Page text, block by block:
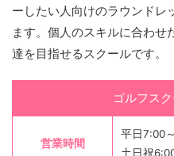
ーしたい人向けのラウンドレ
ます。個人のスキルに合わせ
達を目指せるスクールです。
ゴルフス
営業時間
平日7:00
土日祝